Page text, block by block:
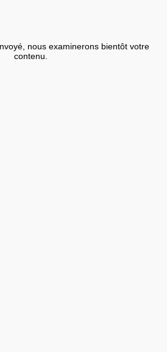
nous examinerons bientôt votre
contenu.